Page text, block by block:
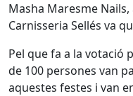
Masha Maresme
Carnisseria Sellés va
Pel que fa a la votació
de 100 persones van
aquestes festes i van